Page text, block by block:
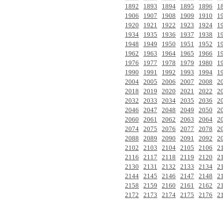
1892
1893 1894 1895 1896
1906
1907 1908 1909 1910
1920
1921 1922 1923 1924
1934
1935 1936 1937 1938
1948
1949 1950 1951 1952
1962
1963 1964 1965 1966
1976
1977 1978 1979 1980
1990
1991 1992 1993 1994
2004 2005 2006 2007 2008
2018
2019 2020 2021 2022
2032
2033 2034 2035 2036
2046
2047 2048 2049 2050
2060
2061 2062 2063 2064
2074 2075 2076 2077 2078
2088
2089 2090 2091 2092
2102
2103 2104 2105 2106
2116
2117 2118 2119 2120
2130
2131 2132 2133 2134
2144 2145 2146 2147 2148
2158
2159 2160 2161 2162
2172
2173 2174 2175 2176